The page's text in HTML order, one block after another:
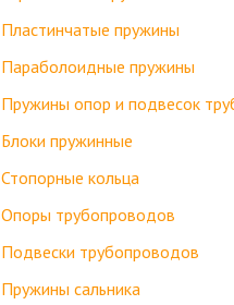
Пластинчатые пружины
Параболоидные пружины
Пружины опор и подвесок
Блоки пружинные
Стопорные кольца
Опоры трубопроводов
Подвески трубопроводов
Пружины сальника